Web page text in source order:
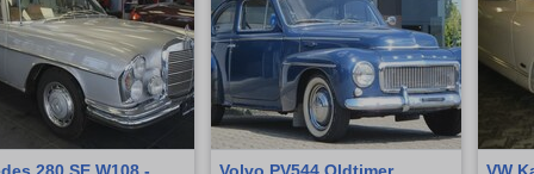
280 SE W108 - Volvo PV544 Oldtimer VW